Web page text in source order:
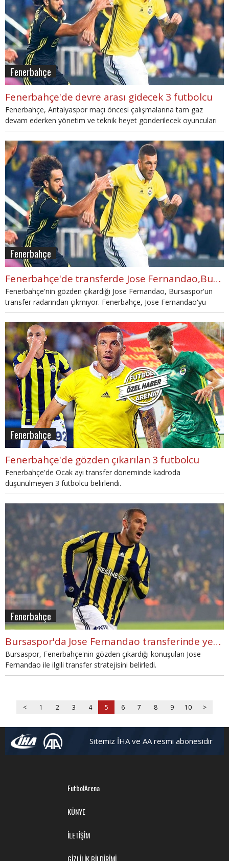
Fenerbahçe
Fenerbahçe'de devre arası gidecek 3 futbolcu
Fenerbahçe, Antalyaspor maçı öncesi çalışmalarına tam gaz
devam ederken yönetim ve teknik heyet gönderilecek oyuncuları
da belirledi.
Fenerbahçe
Fenerbahçe'de transferde Jose Fernandao,Bursaspor yolunda
Fenerbahçe'nin gözden çıkardığı Jose Fernandao, Bursaspor'un
transfer radarından çıkmıyor. Fenerbahçe, Jose Fernandao'yu
Bursaspor'a satacak mı?
Fenerbahçe
Fenerbahçe'de gözden çıkarılan 3 futbolcu
Fenerbahçe'de Ocak ayı transfer döneminde kadroda
düşünülmeyen 3 futbolcu belirlendi.
Fenerbahçe
Bursaspor'da Jose Fernandao transferinde yeni karar
Bursaspor, Fenerbahçe'nin gözden çıkardığı konuşulan Jose
Fernandao ile ilgili transfer stratejisini belirledi.
< 1 2 3 4 5 6 7 8 9 10 >
Sitemiz İHA ve AA resmi abonesidir
FutbolArena
KÜNYE
İLETİŞİM
GİZLİLİK BİLDİRİMİ